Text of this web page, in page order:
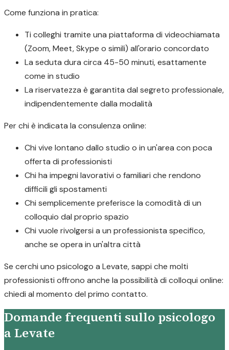
Come funziona in pratica:
Ti colleghi tramite una piattaforma di videochiamata
(Zoom, Meet, Skype o simili) all'orario concordato
La seduta dura circa 45-50 minuti, esattamente
come in studio
La riservatezza è garantita dal segreto professionale,
indipendentemente dalla modalità
Per chi è indicata la consulenza online:
Chi vive lontano dallo studio o in un'area con poca
offerta di professionisti
Chi ha impegni lavorativi o familiari che rendono
difficili gli spostamenti
Chi semplicemente preferisce la comodità di un
colloquio dal proprio spazio
Chi vuole rivolgersi a un professionista specifico,
anche se opera in un'altra città
Se cerchi uno psicologo a Levate, sappi che molti
professionisti offrono anche la possibilità di colloqui online:
chiedi al momento del primo contatto.
Domande frequenti sullo psicologo
a Levate